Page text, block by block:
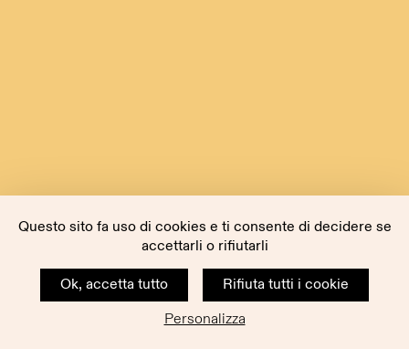
Questo sito fa uso di cookies e ti consente di decidere se
accettarli o rifiutarli
Ok, accetta tutto
Rifiuta tutti i cookie
Personalizza